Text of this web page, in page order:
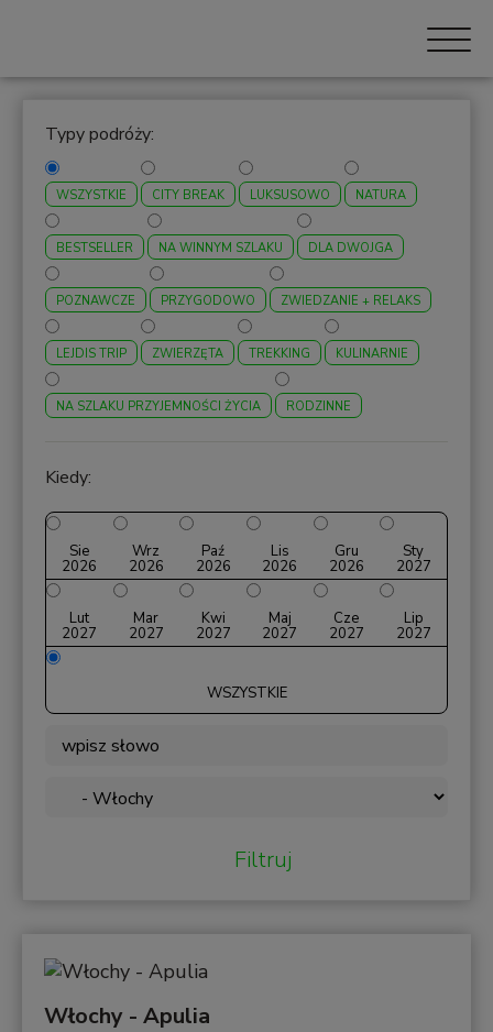
Typy podróży:
WSZYSTKIE CITY BREAK LUKSUSOWO NATURA
BESTSELLER NA WINNYM SZLAKU DLA DWOJGA
POZNAWCZE PRZYGODOWO ZWIEDZANIE + RELAKS
LEJDIS TRIP ZWIERZĘTA TREKKING KULINARNIE
NA SZLAKU PRZYJEMNOŚCI ŻYCIA RODZINNE
Kiedy:
Sie
2026
Wrz
2026
Paź
2026
Lis
2026
Gru
2026
Sty
2027
Lut
2027
Mar
2027
Kwi
2027
Maj
2027
Cze
2027
Lip
2027
WSZYSTKIE
Filtruj
Włochy - Apulia